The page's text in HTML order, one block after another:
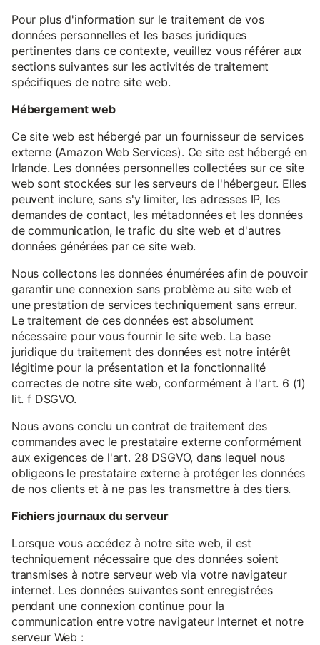
Pour plus d'information sur le traitement de vos
données personnelles et les bases juridiques
pertinentes dans ce contexte, veuillez vous référer aux
sections suivantes sur les activités de traitement
spécifiques de notre site web.
Hébergement web
Ce site web est hébergé par un fournisseur de services
externe (Amazon Web Services). Ce site est hébergé en
Irlande. Les données personnelles collectées sur ce site
web sont stockées sur les serveurs de l'hébergeur. Elles
peuvent inclure, sans s'y limiter, les adresses IP, les
demandes de contact, les métadonnées et les données
de communication, le trafic du site web et d'autres
données générées par ce site web.
Nous collectons les données énumérées afin de pouvoir
garantir une connexion sans problème au site web et
une prestation de services techniquement sans erreur.
Le traitement de ces données est absolument
nécessaire pour vous fournir le site web. La base
juridique du traitement des données est notre intérêt
légitime pour la présentation et la fonctionnalité
correctes de notre site web, conformément à l'art. 6 (1)
lit. f DSGVO.
Nous avons conclu un contrat de traitement des
commandes avec le prestataire externe conformément
aux exigences de l'art. 28 DSGVO, dans lequel nous
obligeons le prestataire externe à protéger les données
de nos clients et à ne pas les transmettre à des tiers.
Fichiers journaux du serveur
Lorsque vous accédez à notre site web, il est
techniquement nécessaire que des données soient
transmises à notre serveur web via votre navigateur
internet. Les données suivantes sont enregistrées
pendant une connexion continue pour la
communication entre votre navigateur Internet et notre
serveur Web :